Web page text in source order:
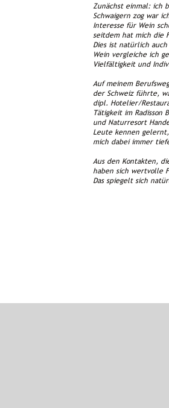
Zunächst einmal: ich
Schwaigern zog war
Interesse für Wein
seitdem hat mich die
Dies ist natürlich
Wein vergleiche ich
Vielfältigkeit und
Auf meinem
der Schweiz führte,
dipl. Hotelier/
Tätigkeit im
und Naturresort
Leute kennen
mich dabei immer
Aus den Kontakten,
haben sich wertvolle
Das spiegelt sich